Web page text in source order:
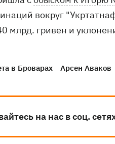
вокруг
млрд. гривен и
в Броварах Арсен Аваков
на нас в соц.